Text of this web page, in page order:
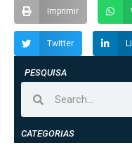
Imprimir
Twitter
PESQUISA
CATEGORIAS